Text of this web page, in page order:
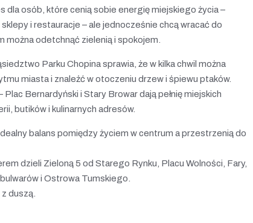
dla osób, które cenią sobie energię miejskiego życia –
sklepy i restauracje – ale jednocześnie chcą wracać do
można odetchnąć zielenią i spokojem.
Parku Chopina sprawia, że w kilka chwil można
miasta i znaleźć w otoczeniu drzew i śpiewu ptaków.
Plac Bernardyński i Stary Browar dają pełnię miejskich
butików i kulinarnych adresów.
balans pomiędzy życiem w centrum a przestrzenią do
dzieli Zieloną 5 od Starego Rynku, Placu Wolności, Fary,
i Ostrowa Tumskiego.
duszą.